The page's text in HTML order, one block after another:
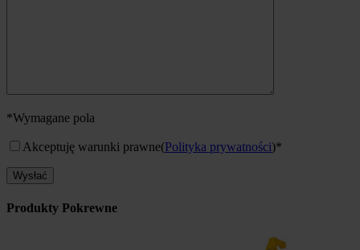
*Wymagane pola
Akceptuję warunki prawne(Polityka prywatności)*
Produkty Pokrewne